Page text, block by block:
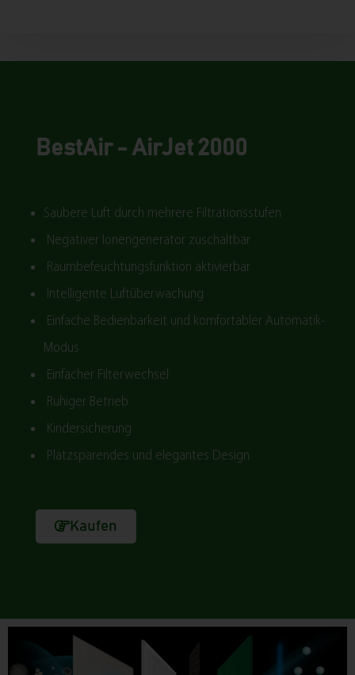
BestAir - AirJet 2000
Saubere Luft durch mehrere Filtrationsstufen
Negativer Ionengenerator zuschaltbar
Raumbefeuchtungsfunktion aktivierbar
Intelligente Luftüberwachung
Einfache Bedienbarkeit und komfortabler Automatik-
Modus
Einfacher Filterwechsel
Ruhiger Betrieb
Kindersicherung
Platzsparendes und elegantes Design
Kaufen